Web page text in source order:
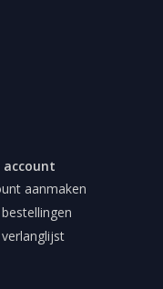
account
aanmaken